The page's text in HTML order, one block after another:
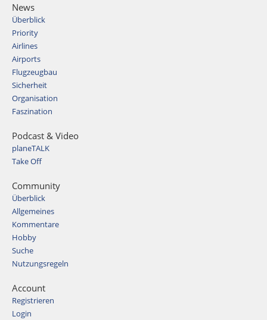
News
Überblick
Priority
Airlines
Airports
Flugzeugbau
Sicherheit
Organisation
Faszination
Podcast & Video
planeTALK
Take Off
Community
Überblick
Allgemeines
Kommentare
Hobby
Suche
Nutzungsregeln
Account
Registrieren
Login